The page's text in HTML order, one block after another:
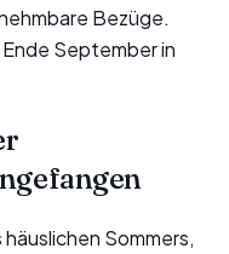
Bezüge.
September in
Sommers,